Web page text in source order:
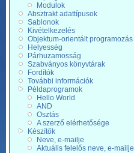
Modulok
Absztrakt adattípusok
Sablonok
Kivételkezelés
Objektum-orientált programozás
Helyesség
Párhuzamosság
Szabványos könyvtárak
Fordítók
További információk
Példaprogramok
Hello World
AND
Osztás
A szerző elérhetősége
Készítők
Neve, e-mailje
Aktuális felelős neve, e-mailje